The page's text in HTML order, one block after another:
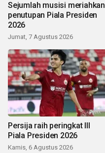
Sejumlah musisi meriahkan
penutupan Piala Presiden
2026
Jumat, 7 Agustus 2026
Persija raih peringkat III
Piala Presiden 2026
Kamis, 6 Agustus 2026